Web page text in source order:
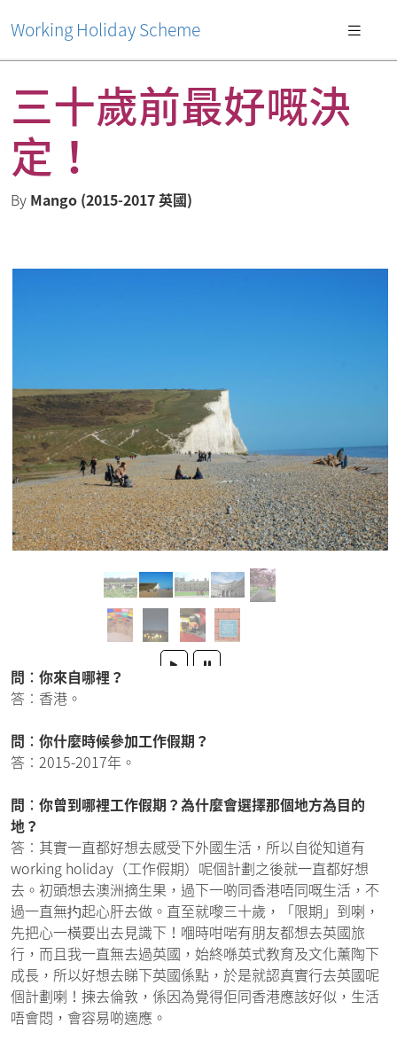
Working Holiday Scheme
三十歲前最好嘅決
定！
By Mango (2015-2017 英國)
問︰你來自哪裡？
答︰香港。
問︰你什麼時候參加工作假期？
答︰2015-2017年。
問︰你曾到哪裡工作假期？為什麼會選擇那個地方為目的
地？
答︰其實一直都好想去感受下外國生活，所以自從知道有
working holiday（工作假期）呢個計劃之後就一直都好想
去。初頭想去澳洲摘生果，過下一啲同香港唔同嘅生活，不
過一直無扚起心肝去做。直至就嚟三十歲，「限期」到喇，
先把心一橫要出去見識下！嗰時咁啱有朋友都想去英國旅
行，而且我一直無去過英國，始終喺英式教育及文化薰陶下
成長，所以好想去睇下英國係點，於是就認真實行去英國呢
個計劃喇！揀去倫敦，係因為覺得佢同香港應該好似，生活
唔會悶，會容易啲適應。